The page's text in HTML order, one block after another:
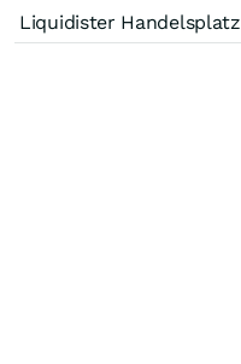
Liquidister Handelsplatz